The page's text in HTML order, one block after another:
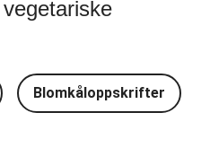
Blomkåloppskrifter